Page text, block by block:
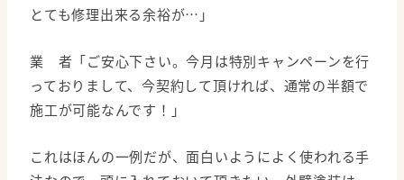
とても修理出来る余裕が…」
業 者「ご安心下さい。今月は特別キャンペーンを行
っておりまして、今契約して頂ければ、通常の半額で
施工が可能なんです！」
これはほんの一例だが、面白いようによく使われる手